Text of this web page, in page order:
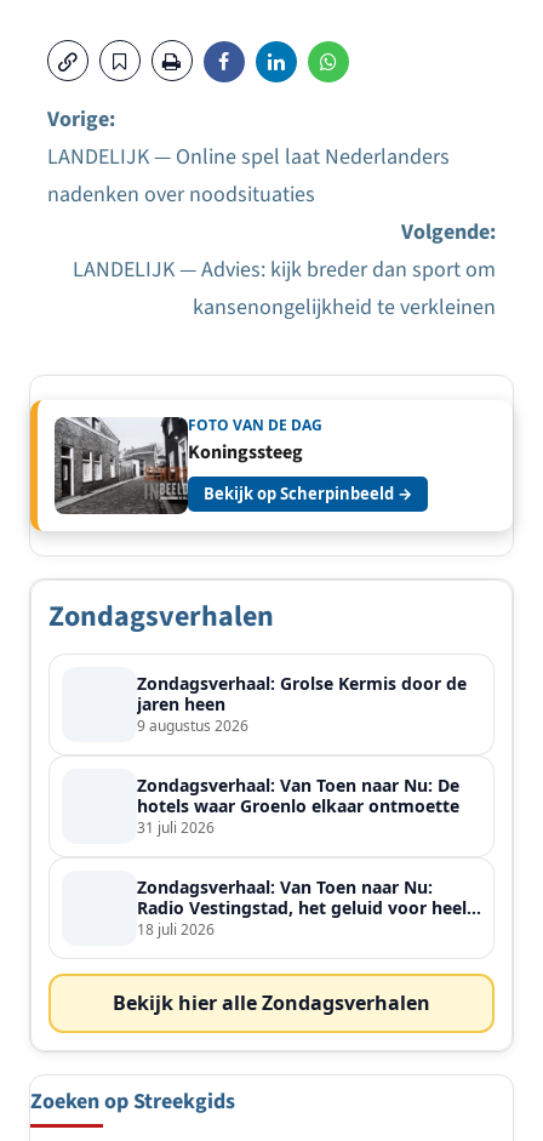
Bericht
Vorige:
LANDELIJK — Online spel laat Nederlanders
nadenken over noodsituaties
Volgende:
LANDELIJK — Advies: kijk breder dan sport om
kansenongelijkheid te verkleinen
FOTO VAN DE DAG
Koningssteeg
Bekijk op Scherpinbeeld →
Zondagsverhalen
Zondagsverhaal: Grolse Kermis door de
jaren heen
9 augustus 2026
Zondagsverhaal: Van Toen naar Nu: De
hotels waar Groenlo elkaar ontmoette
31 juli 2026
Zondagsverhaal: Van Toen naar Nu:
Radio Vestingstad, het geluid voor heel
de streek
18 juli 2026
Bekijk hier alle Zondagsverhalen
Zoeken op Streekgids